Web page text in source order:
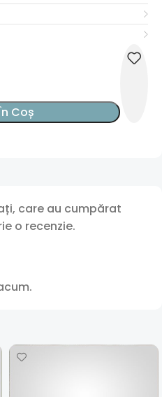
Coș
care au cumpărat
o recenzie.